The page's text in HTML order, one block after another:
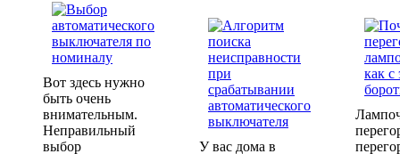
Вот здесь нужно
быть очень
внимательным.
Неправильный
выбор
У вас дома в